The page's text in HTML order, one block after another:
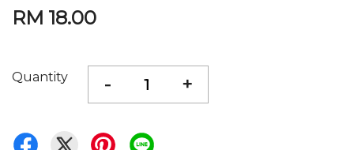
RM 18.00
Quantity - +